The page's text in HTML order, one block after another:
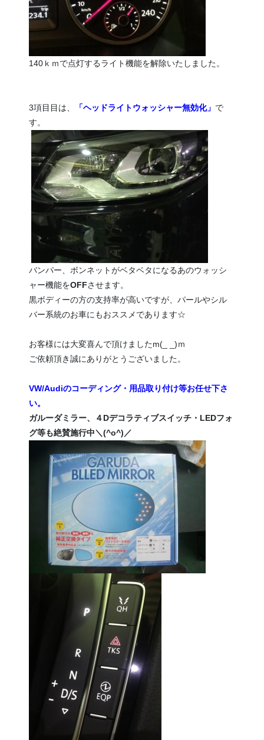
140ｋｍで点灯するライト機能を解除いたしました。
3項目目は、 「ヘッドライトウォッシャー無効化」 で
す。
バンパー、ボンネットがベタベタになるあのウォッシ
ャー機能をOFFさせます。
黒ボディーの方の支持率が高いですが、パールやシル
バー系統のお車にもおススメであります☆
お客様には大変喜んで頂けましたm(_ _)ｍ
ご依頼頂き誠にありがとうございました。
VW/Audiのコーディング・用品取り付け等お任せ下さ
い。
ガルーダミラー、４Dデコラティブスイッチ・LEDフォ
グ等も絶賛施行中＼(^o^)／